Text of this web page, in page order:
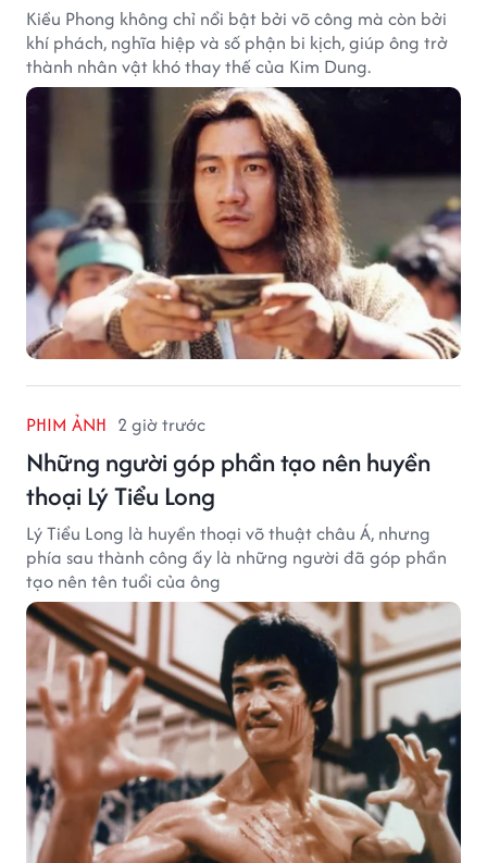
Kiều Phong không chỉ nổi bật bởi võ công mà còn bởi
khí phách, nghĩa hiệp và số phận bi kịch, giúp ông trở
thành nhân vật khó thay thế của Kim Dung.
PHIM ẢNH 2 giờ trước
Những người góp phần tạo nên huyền
thoại Lý Tiểu Long
Lý Tiểu Long là huyền thoại võ thuật châu Á, nhưng
phía sau thành công ấy là những người đã góp phần
tạo nên tên tuổi của ông